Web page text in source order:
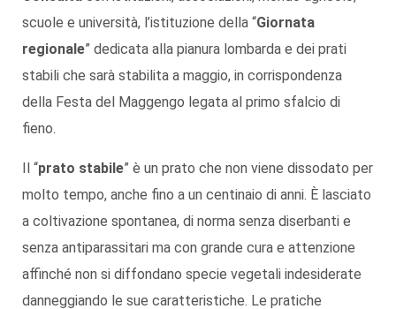
scuole e università, l’istituzione della “Giornata
regionale” dedicata alla pianura lombarda e dei prati
stabili che sarà stabilita a maggio, in corrispondenza
della Festa del Maggengo legata al primo sfalcio di
fieno.
Il “prato stabile” è un prato che non viene dissodato per
molto tempo, anche fino a un centinaio di anni. È lasciato
a coltivazione spontanea, di norma senza diserbanti e
senza antiparassitari ma con grande cura e attenzione
affinché non si diffondano specie vegetali indesiderate
danneggiando le sue caratteristiche. Le pratiche